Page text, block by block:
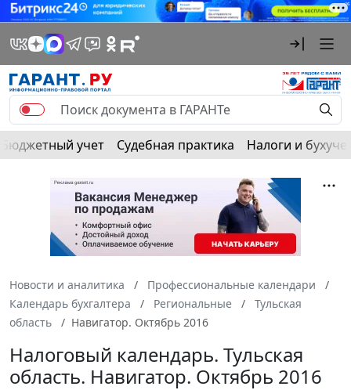
Бюджетный учет Судебная практика Налоги и
Новости и аналитика
Профессиональные календари
Календарь бухгалтера
Региональные
Тульская
область
Навигатор. Октябрь 2016
Налоговый календарь. Тульская
область. Навигатор. Октябрь 2016